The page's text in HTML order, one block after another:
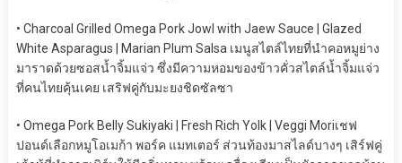
• Charcoal Grilled Omega Pork Jowl with Jaew Sauce | Glazed
White Asparagus | Marian Plum Salsa เมนูสไตล์ไทยที่นำคอหมูย่าง
มาราดด้วยซอสน้ำจิ้มแจ่ว ซึ่งมีความหอมของข้าวคั่วสไตล์น้ำจิ้มแจ่ว
ที่คนไทยคุ้นเคย เสริฟคู่กับมะยงชิดซัลซา
• Omega Pork Belly Sukiyaki | Fresh Rich Yolk | Veggi Moriเชฟ
ปอนด์เลือกหมูโอเมก้า พอร์ค แมทเตอร์ ส่วนท้องมาสไลด์บางๆ เสิร์ฟคู่